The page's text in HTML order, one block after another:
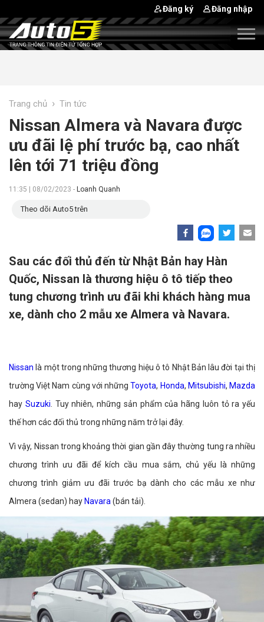
Đăng ký Đăng nhập
Trang chủ › Tin tức
Nissan Almera và Navara được
ưu đãi lệ phí trước bạ, cao nhất
lên tới 71 triệu đồng
11:35 | 08/02/2023 - Loanh Quanh
Theo dõi Auto5 trên
Sau các đối thủ đến từ Nhật Bản hay Hàn
Quốc, Nissan là thương hiệu ô tô tiếp theo
tung chương trình ưu đãi khi khách hàng mua
xe, dành cho 2 mẫu xe Almera và Navara.
Nissan là một trong những thương hiệu ô tô Nhật Bản lâu đời tại thị
trường Việt Nam cùng với nhữngToyota, Honda, Mitsubishi, Mazda
hay Suzuki . Tuy nhiên, những sản phẩm của hãng luôn tỏ ra yếu
thế hơn các đối thủ trong những năm trở lại đây.
Vì vậy, Nissan trong khoảng thời gian gần đây thường tung ra nhiều
chương trình ưu đãi để kích cầu mua sắm, chủ yếu là những
chương trình giảm ưu đãi trước bạ dành cho các mẫu xe như
Almera (sedan) hay Navara (bán tải).